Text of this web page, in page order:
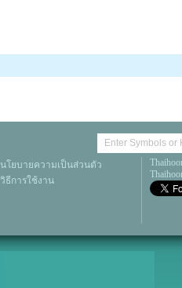
นโยบายความเป็นส่วนตัว
วิธีการใช้งาน